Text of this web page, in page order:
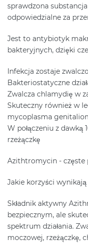
sprawdzona
odpowiedzialne za
Jest to antybiotyk
bakteryjnych, dzięki
Infekcja zostaje
Bakteriostatyczne
Zwalcza chlamydię w
Skuteczny również w
mycoplasma
W połączeniu z
rzeżączkę
Azithtromycin - częste
Jakie korzyści
Składnik aktywny
bezpiecznym, ale
spektrum działania.
moczowej, rzeżączkę,